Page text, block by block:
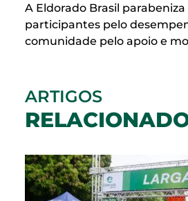
A Eldorado Brasil
participantes pelo
comunidade pelo apoio e
ARTIGOS